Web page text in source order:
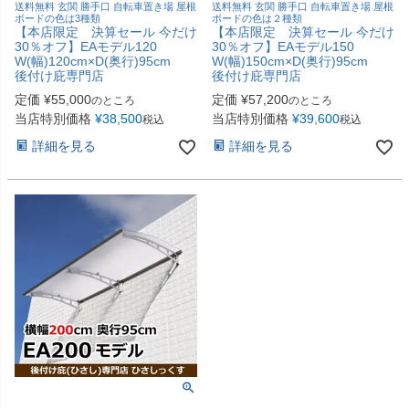
送料無料 玄関 勝手口 自転車置き場 屋根
ボードの色は3種類
【本店限定 決算セール 今だけ
30％オフ】EAモデル120
W(幅)120cm×D(奥行)95cm
後付け庇専門店
定価 ¥55,000のところ
当店特別価格 ¥38,500税込
詳細を見る
送料無料 玄関 勝手口 自転車置き場 屋根
ボードの色は２種類
【本店限定 決算セール 今だけ
30％オフ】EAモデル150
W(幅)150cm×D(奥行)95cm
後付け庇専門店
定価 ¥57,200のところ
当店特別価格 ¥39,600税込
詳細を見る